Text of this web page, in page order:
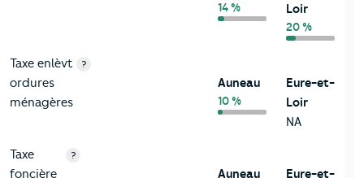
14 %
Loir
20 %
Taxe enlèvt
ordures
ménagères
?
Auneau
10 %
Eure-et-
Loir
NA
Taxe
foncière
?
Auneau
Eure-et-